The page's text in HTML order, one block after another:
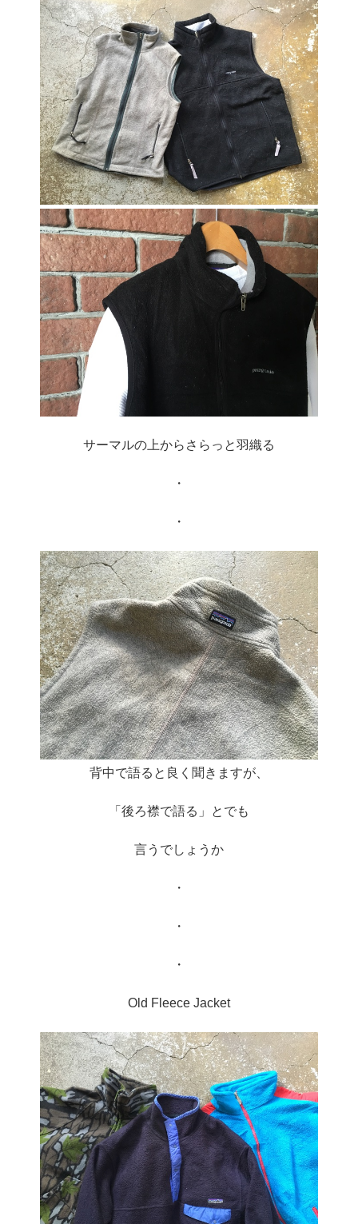
サーマルの上からさらっと羽織る
・
・
背中で語ると良く聞きますが、
「後ろ襟で語る」とでも
言うでしょうか
・
・
・
Old Fleece Jacket